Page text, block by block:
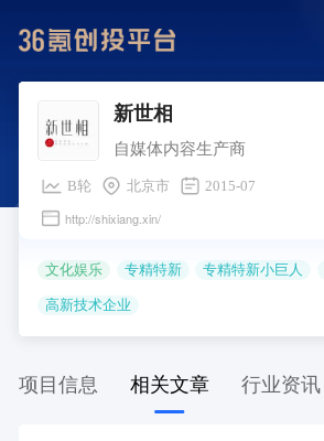
新世相
自媒体内容生产商
B轮 北京市 2015-07
http://shixiang.xin/
文化娱乐 专精特新 专精特新小巨人
高新技术企业
项目信息 相关文章 行业资讯